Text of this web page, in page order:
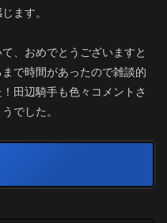
ます。
、おめでとうございますと
で時間があったので雑談的
田辺騎手も色々コメントさ
でした。